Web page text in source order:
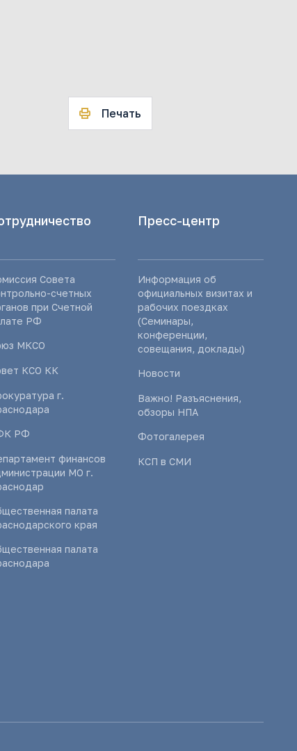
Печать
Совета
счетных
при Счетной
РФ
МКСО
КСО КК
г.
РФ
финансов
МО г.
палата
края
палата
Пресс-центр
Информация об
официальных визитах и
рабочих поездках
(Семинары,
конференции,
совещания, доклады)
Новости
Важно! Разъяснения,
обзоры НПА
Фотогалерея
КСП в СМИ